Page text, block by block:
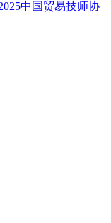
中国贸易技师协